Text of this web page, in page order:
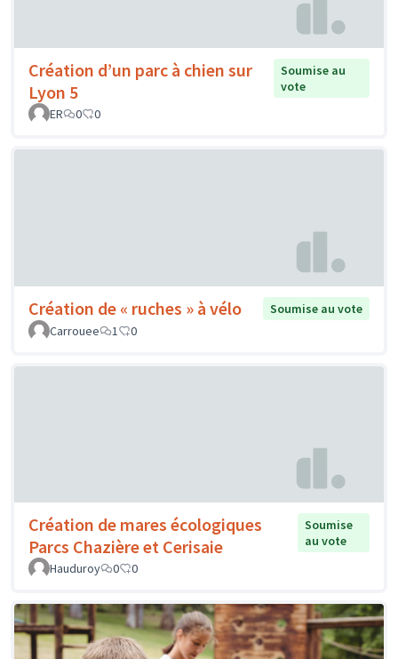
Création d’un parc à chien sur
Lyon 5
Soumise au
vote
ER
0 0
Création de « ruches » à vélo
Soumise au vote
Carrouee
1 0
Création de mares écologiques
Parcs Chazière et Cerisaie
Soumise
au vote
Hauduroy
0 0